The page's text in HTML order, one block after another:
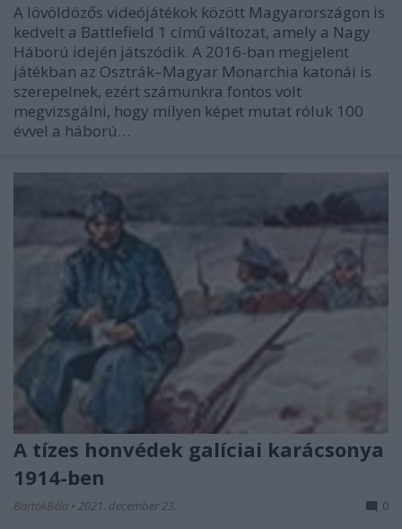
A lövöldözős videójátékok között Magyarországon is
kedvelt a Battlefield 1 című változat, amely a Nagy
Háború idején játszódik. A 2016-ban megjelent
játékban az Osztrák–Magyar Monarchia katonái is
szerepelnek, ezért számunkra fontos volt
megvizsgálni, hogy milyen képet mutat róluk 100
évvel a háború…
A tízes honvédek galíciai karácsonya
1914-ben
BartókBéla • 2021. december 23. 0